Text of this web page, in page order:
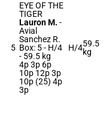
5
EYE OF THE
TIGER
Lauron M. -
Avial
Sanchez R.
Box: 5 - H/4
- 59.5 kg
4p 3p 6p
10p 12p 3p
10p (25) 4p
3p
H/459.5
kg